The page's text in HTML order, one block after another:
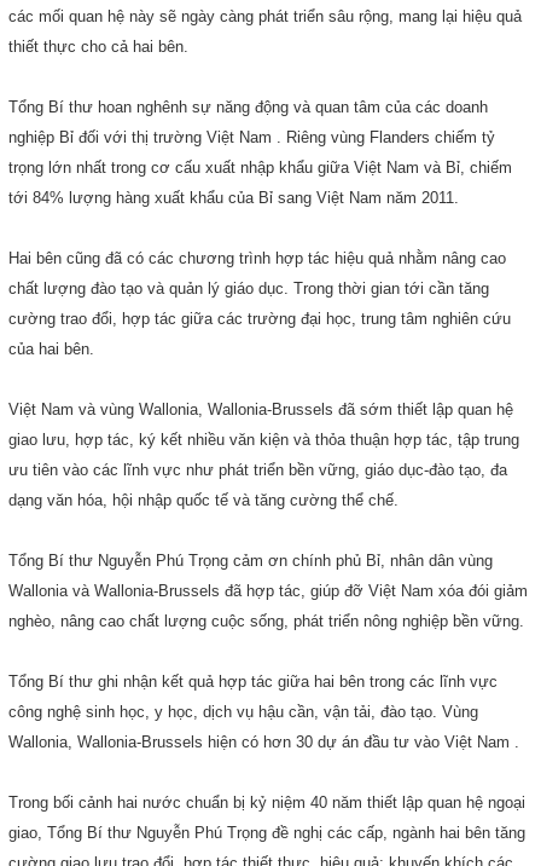
các mối quan hệ này sẽ ngày càng phát triển sâu rộng, mang lại hiệu quả
thiết thực cho cả hai bên.
Tổng Bí thư hoan nghênh sự năng động và quan tâm của các doanh
nghiệp Bỉ đối với thị trường Việt Nam
. Riêng vùng Flanders chiếm tỷ
trọng lớn nhất trong cơ cấu xuất nhập khẩu giữa Việt Nam và Bỉ, chiếm
tới 84% lượng hàng xuất khẩu của Bỉ sang Việt Nam năm 2011.
Hai bên cũng đã có các chương trình hợp tác hiệu quả nhằm nâng cao
chất lượng đào tạo và quản lý giáo dục. Trong thời gian tới cần tăng
cường trao đổi, hợp tác giữa các trường đại học, trung tâm nghiên cứu
của hai bên.
Việt Nam và vùng Wallonia, Wallonia-Brussels đã sớm thiết lập quan hệ
giao lưu, hợp tác, ký kết nhiều văn kiện và thỏa thuận hợp tác, tập trung
ưu tiên vào các lĩnh vực như phát triển bền vững, giáo dục-đào tạo, đa
dạng văn hóa, hội nhập quốc tế và tăng cường thể chế.
Tổng Bí thư Nguyễn Phú Trọng cảm ơn chính phủ Bỉ, nhân dân vùng
Wallonia và Wallonia-Brussels đã hợp tác, giúp đỡ Việt Nam xóa đói giảm
nghèo, nâng cao chất lượng cuộc sống, phát triển nông nghiệp bền vững.
Tổng Bí thư ghi nhận kết quả hợp tác giữa hai bên trong các lĩnh vực
công nghệ sinh học, y học, dịch vụ hậu cần, vận tải, đào tạo. Vùng
Wallonia, Wallonia-Brussels hiện có hơn 30 dự án đầu tư vào Việt Nam
Trong bối cảnh hai nước chuẩn bị kỷ niệm 40 năm thiết lập quan hệ ngoại
giao, Tổng Bí thư Nguyễn Phú Trọng đề nghị các cấp, ngành hai bên tăng
cường giao lưu trao đổi, hợp tác thiết thực, hiệu quả; khuyến khích các